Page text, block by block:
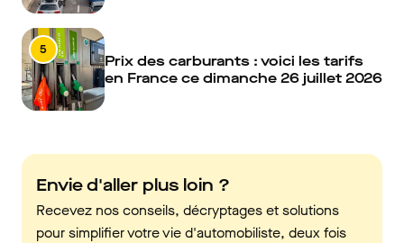
5
Prix des carburants : voici les tarifs
en France ce dimanche 26 juillet 2026
Envie d'aller plus loin ?
Recevez nos conseils, décryptages et solutions
pour simplifier votre vie d'automobiliste, deux fois